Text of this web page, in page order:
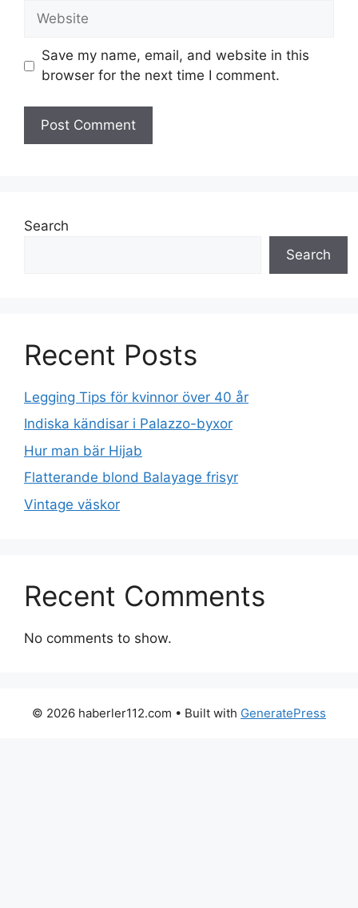
Website
Save my name, email, and website in this
browser for the next time I comment.
Search
Search
Recent Posts
Legging Tips för kvinnor över 40 år
Indiska kändisar i Palazzo-byxor
Hur man bär Hijab
Flatterande blond Balayage frisyr
Vintage väskor
Recent Comments
No comments to show.
© 2026 haberler112.com • Built with GeneratePress